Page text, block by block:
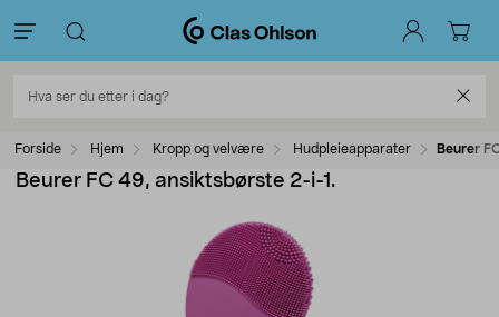
Forside Hjem Kropp og velvære Hudpleieapparater Beurer
Beurer FC 49, ansiktsbørste 2-i-1.